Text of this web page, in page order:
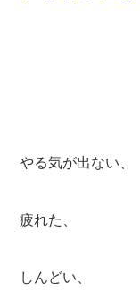
やる気が出ない、
疲れた、
しんどい、